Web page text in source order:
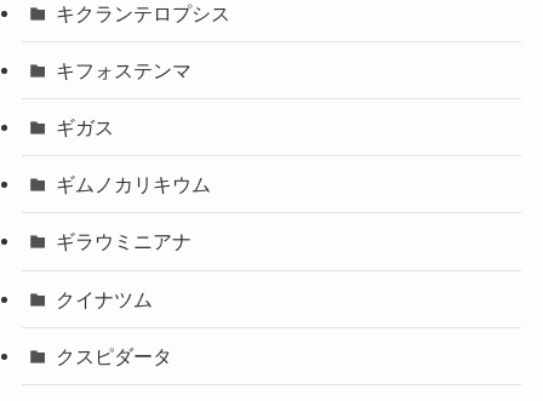
キクランテロプシス
キフォステンマ
ギガス
ギムノカリキウム
ギラウミニアナ
クイナツム
クスピダータ